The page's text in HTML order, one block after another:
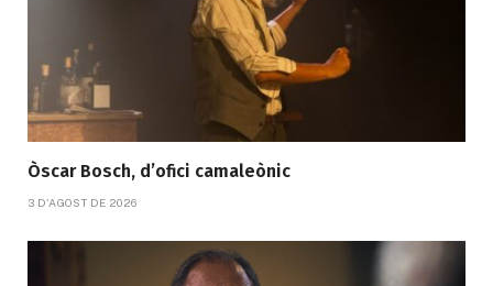
Òscar Bosch, d’ofici camaleònic
3 D'AGOST DE 2026